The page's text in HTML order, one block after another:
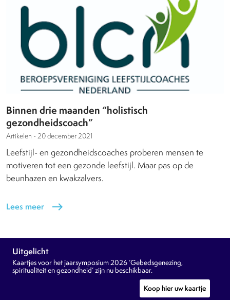
Binnen drie maanden “holistisch
gezondheidscoach”
Artikelen - 20 december 2021
Leefstijl- en gezondheidscoaches proberen mensen te
motiveren tot een gezonde leefstijl. Maar pas op de
beunhazen en kwakzalvers.
Lees meer east
Uitgelicht
Kaartjes voor het jaarsymposium 2026 ‘Gebedsgenezing,
spiritualiteit en gezondheid’ zijn nu beschikbaar.
Koop hier uw kaartje